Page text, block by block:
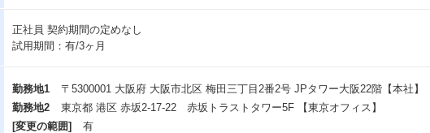
正社員 契約期間の定めなし
試用期間：有/3ヶ月
勤務地1
〒5300001 大阪府 大阪市北区 梅田三丁目2番2号 JPタワー大阪22階【本社】
勤務地2
東京都 港区 赤坂2-17-22 赤坂トラストタワー5F 【東京オフィス】
[変更の範囲]
有